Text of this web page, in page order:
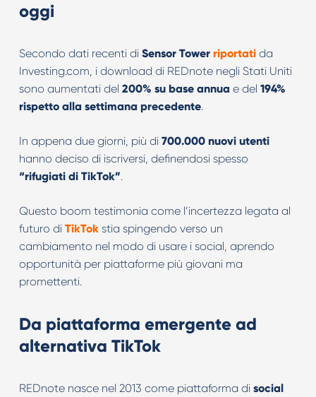
oggi
Secondo dati recenti di Sensor Tower riportatida
Investing.com, i download di REDnote negli Stati Uniti
sono aumentati del 200% su base annua e del 194%
rispetto alla settimana precedente.
In appena due giorni, più di 700.000 nuovi utenti
hanno deciso di iscriversi, definendosi spesso
“rifugiati di TikTok”.
Questo boom testimonia come l’incertezza legata al
futuro di TikTokstia spingendo verso un
cambiamento nel modo di usare i social, aprendo
opportunità per piattaforme più giovani ma
promettenti.
Da piattaforma emergente ad
alternativa TikTok
REDnote nasce nel 2013 come piattaforma di social